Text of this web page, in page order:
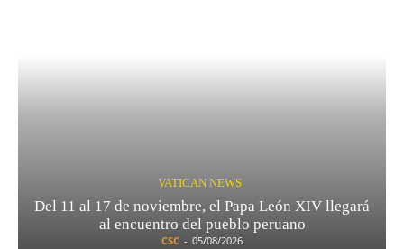
VATICAN NEWS
Del 11 al 17 de noviembre, el Papa León XIV llegará
al encuentro del pueblo peruano
CSC - 05/08/2026